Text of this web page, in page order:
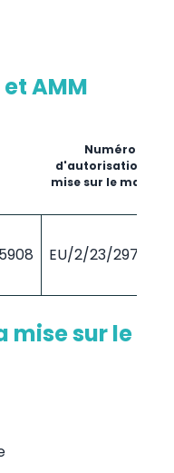
AMM
Numéro
d'autorisation de
mise sur le marché
EU/2/23/297/002
mise sur le